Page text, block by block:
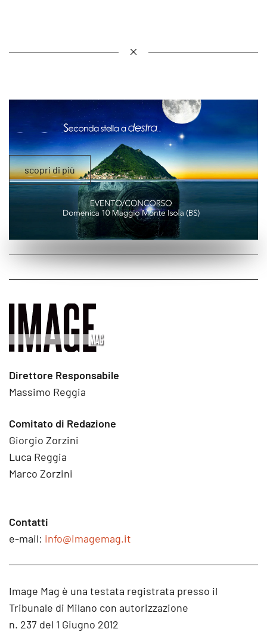
scopri di più
Direttore Responsabile
Massimo Reggia
Comitato di Redazione
Giorgio Zorzini
Luca Reggia
Marco Zorzini
Contatti
e-mail: info@imagemag.it
Image Mag è una testata registrata presso il
Tribunale di Milano con autorizzazione
n. 237 del 1 Giugno 2012